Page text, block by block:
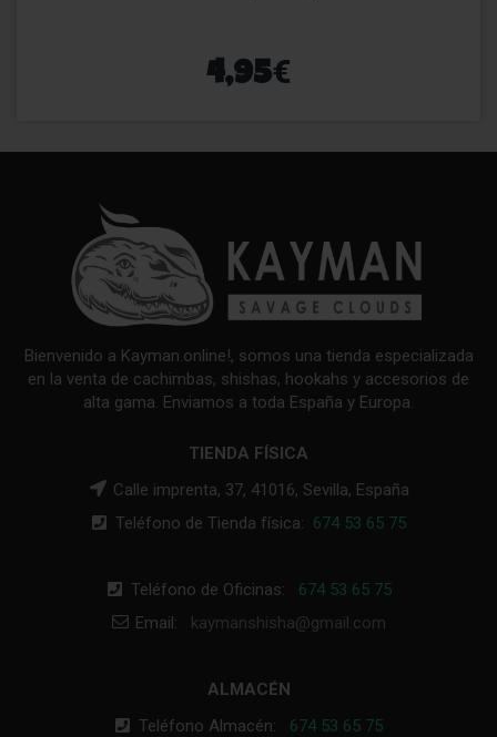
4,95€
Bienvenido a Kayman.online!, somos una tienda especializada
en la venta de cachimbas, shishas, hookahs y accesorios de
alta gama. Enviamos a toda España y Europa.
TIENDA FÍSICA
Calle imprenta, 37, 41016, Sevilla, España
Teléfono de Tienda física: 674 53 65 75
Teléfono de Oficinas: 674 53 65 75
Email: kaymanshisha@gmail.com
ALMACÉN
Teléfono Almacén: 674 53 65 75